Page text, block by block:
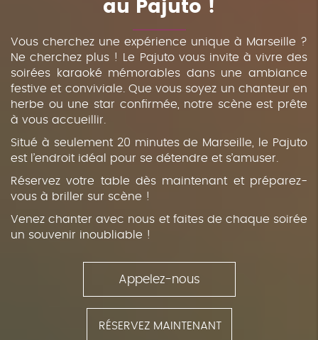
au Pajuto !
Vous cherchez une expérience unique à Marseille ?
Ne cherchez plus ! Le Pajuto vous invite à vivre des
soirées karaoké mémorables dans une ambiance
festive et conviviale. Que vous soyez un chanteur en
herbe ou une star confirmée, notre scène est prête
à vous accueillir.
Situé à seulement 20 minutes de Marseille, le Pajuto
est l’endroit idéal pour se détendre et s’amuser.
Réservez votre table dès maintenant et préparez-
vous à briller sur scène !
Venez chanter avec nous et faites de chaque soirée
un souvenir inoubliable !
Appelez-nous
RÉSERVEZ MAINTENANT